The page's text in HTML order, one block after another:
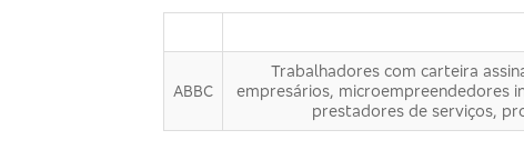
ABBC
Trabalhadores com carteira
empresários, microempreendedores
prestadores de serviços,